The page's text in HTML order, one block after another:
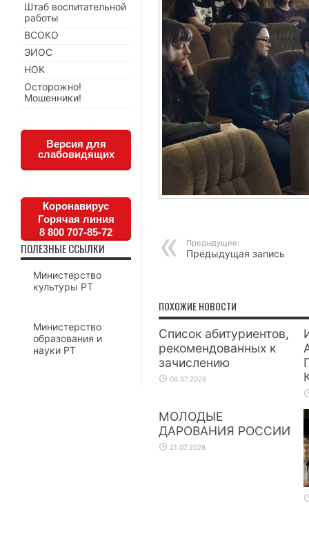
Предыдущее:
Предыдущая запись
ПОХОЖИЕ НОВОСТИ
Список абитуриентов,
рекомендованных к
зачислению
06.07.2026
МОЛОДЫЕ
ДАРОВАНИЯ РОССИИ
21.07.2026
Штаб воспитательной
работы
ВСОКО
ЭИОС
НОК
Осторожно!
Мошенники!
Версия для
слабовидящих
Коронавирус
Горячая линия
8 800 707-85-72
ПОЛЕЗНЫЕ ССЫЛКИ
Министерство
культуры РТ
Министерство
образования и
науки РТ